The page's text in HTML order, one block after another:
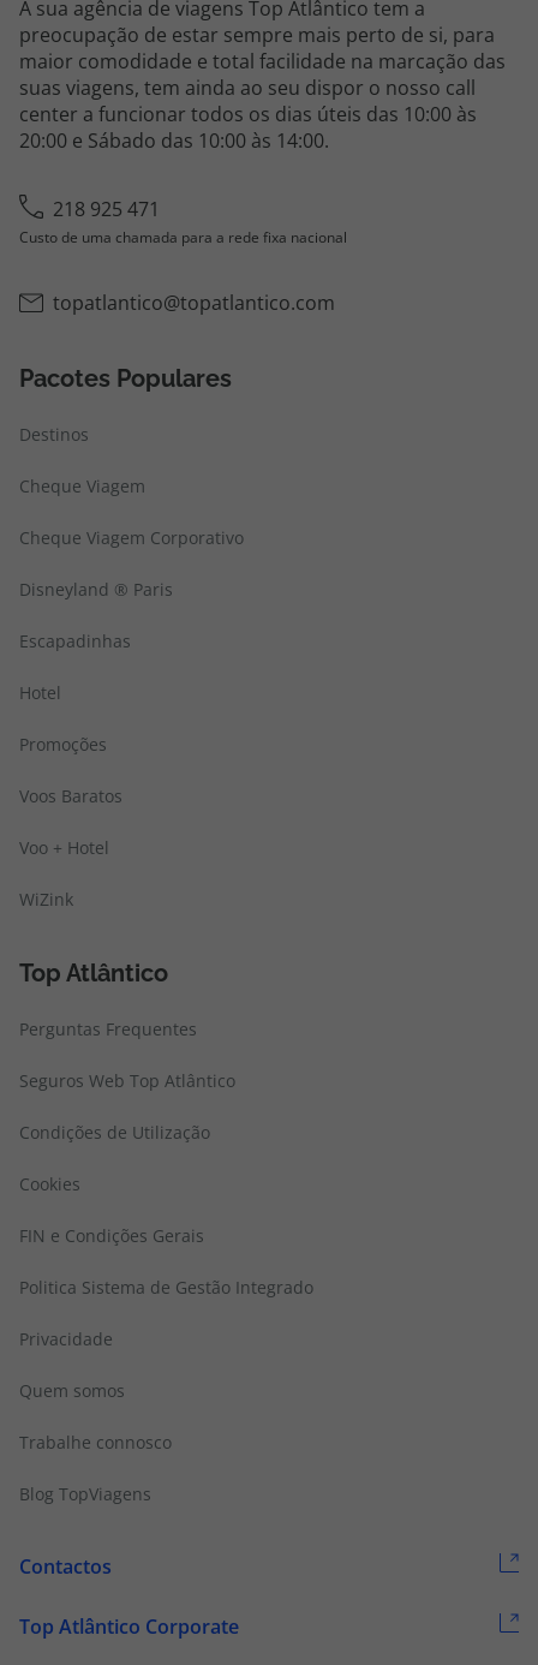
A sua agência de viagens Top Atlântico tem a
preocupação de estar sempre mais perto de si, para
maior comodidade e total facilidade na marcação das
suas viagens, tem ainda ao seu dispor o nosso call
20:00 e Sábado das 10:00 às 14:00.
Pacotes Populares
Destinos
Cheque Viagem
Cheque Viagem Corporativo
Disneyland ® Paris
Escapadinhas
Hotel
Promoções
Voos Baratos
Voo + Hotel
Top Atlântico
Perguntas Frequentes
Seguros Web Top Atlântico
Condições de Utilização
Cookies
FIN e Condições Gerais
Politica Sistema de Gestão Integrado
Privacidade
Quem somos
Trabalhe connosco
Contactos